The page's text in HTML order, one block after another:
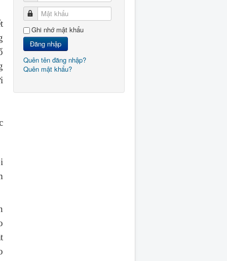
Mật khẩu
Ghi nhớ mật khẩu
Đăng nhập
Quên tên đăng nhập?
Quên mật khẩu?